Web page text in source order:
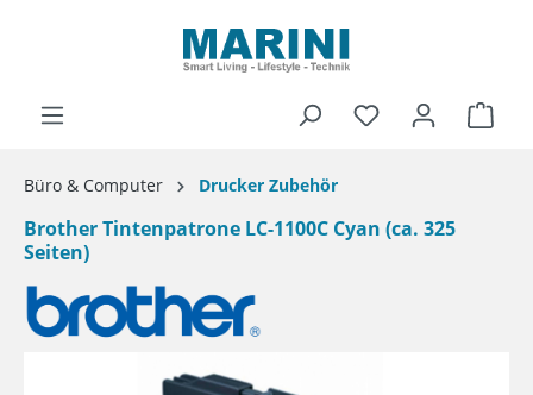
Büro & Computer Drucker Zubehör
Brother Tintenpatrone LC-1100C Cyan (ca. 325
Seiten)